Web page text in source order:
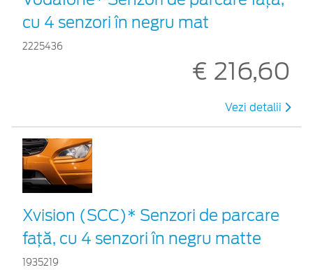
cu 4 senzori în negru mat
2225436
€ 216,60
Vezi detalii
Xvision (SCC)* Senzori de parcare
faţă, cu 4 senzori în negru matte
1935219